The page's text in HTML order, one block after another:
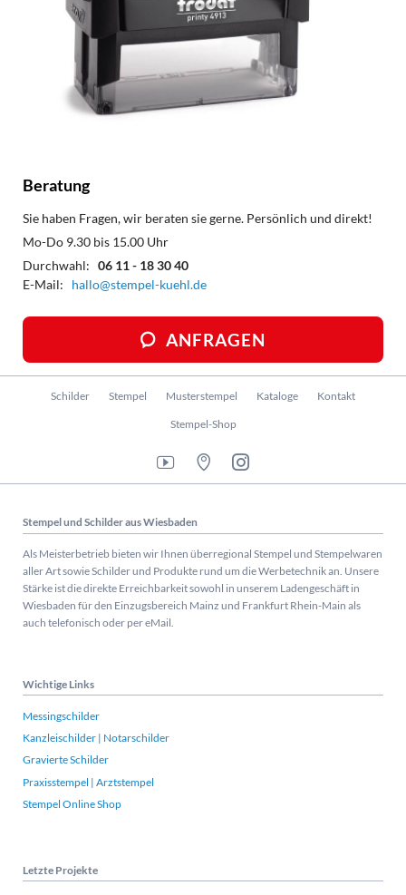
Beratung
Sie haben Fragen, wir beraten sie gerne. Persönlich und direkt!
Mo-Do 9.30 bis 15.00 Uhr
Durchwahl: 06 11 - 18 30 40
E-Mail: hallo@stempel-kuehl.de
ANFRAGEN
Navigation
Schilder Stempel Musterstempel Kataloge Kontakt
Stempel-Shop
Stempel und Schilder aus Wiesbaden
Als Meisterbetrieb bieten wir Ihnen überregional Stempel und Stempelwaren
aller Art sowie Schilder und Produkte rund um die Werbetechnik an. Unsere
Stärke ist die direkte Erreichbarkeit sowohl in unserem Ladengeschäft in
Wiesbaden für den Einzugsbereich Mainz und Frankfurt Rhein-Main als
auch telefonisch oder per eMail.
Wichtige Links
Messingschilder
Kanzleischilder | Notarschilder
Gravierte Schilder
Praxisstempel | Arztstempel
Stempel Online Shop
Letzte Projekte